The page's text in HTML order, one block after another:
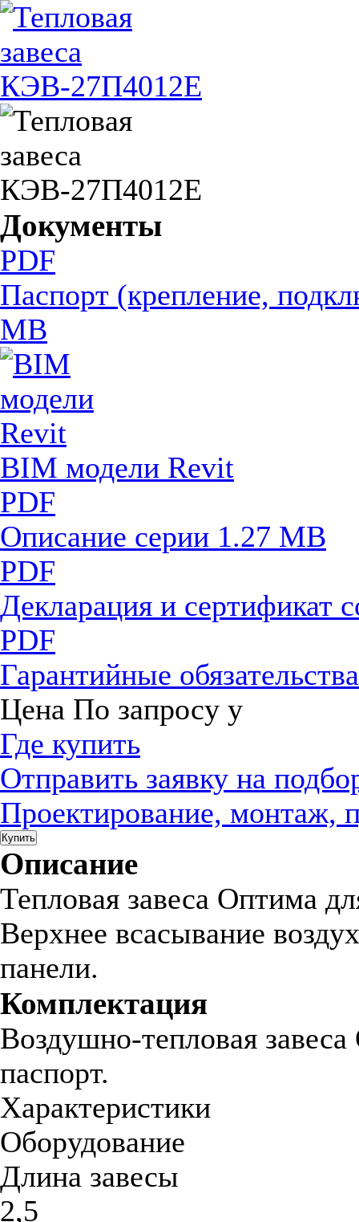
Документы
PDF
Паспорт (крепление,
MB
BIM модели Revit
PDF
Описание серии 1.27 MB
PDF
Декларация и сертификат
PDF
Гарантийные
Цена По запросу у
Где купить
Отправить заявку на
Проектирование, монтаж,
Купить
Описание
Тепловая завеса Оптима
Верхнее всасывание
панели.
Комплектация
Воздушно-тепловая
паспорт.
Характеристики
Оборудование
Длина завесы
2,5